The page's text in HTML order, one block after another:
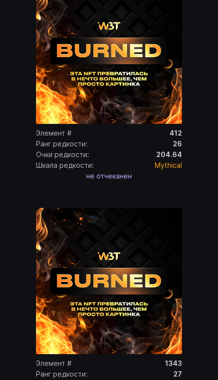
Элемент #
412
Ранг редкости:
26
Очки редкости:
204.64
Шкала редкости:
Mythical
не отчеканен
Элемент #
1343
Ранг редкости:
27